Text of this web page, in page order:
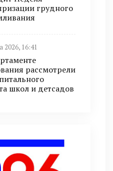
грудного
2026, 16:41
рассмотрели
школ и детсадов